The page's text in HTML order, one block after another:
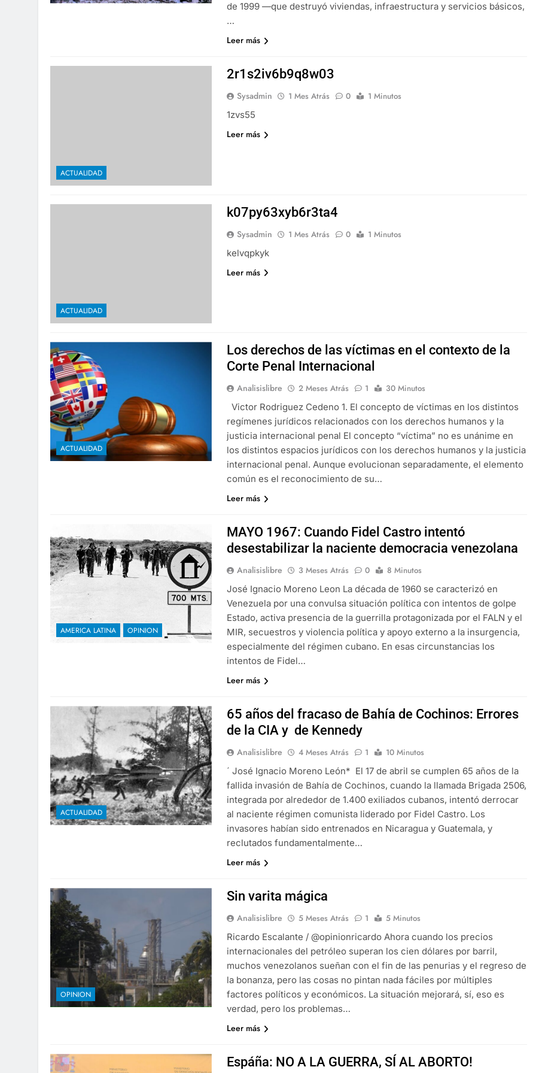
de 1999 —que destruyó viviendas, infraestructura y servicios básicos,
…
Leer más
ACTUALIDAD
2r1s2iv6b9q8w03
Sysadmin 1 Mes Atrás 0
1 Minutos
1zvs55
Leer más
ACTUALIDAD
k07py63xyb6r3ta4
Sysadmin 1 Mes Atrás 0
1 Minutos
kelvqpkyk
Leer más
ACTUALIDAD
Los derechos de las víctimas en el contexto de la
Corte Penal Internacional
Analisislibre 2 Meses Atrás 1
30 Minutos
Victor Rodriguez Cedeno 1. El concepto de víctimas en los distintos
regímenes jurídicos relacionados con los derechos humanos y la
justicia internacional penal El concepto “víctima” no es unánime en
los distintos espacios jurídicos con los derechos humanos y la justicia
internacional penal. Aunque evolucionan separadamente, el elemento
común es el reconocimiento de su…
Leer más
AMERICA LATINA OPINION
MAYO 1967: Cuando Fidel Castro intentó
desestabilizar la naciente democracia venezolana
Analisislibre 3 Meses Atrás 0
8 Minutos
José Ignacio Moreno Leon La década de 1960 se caracterizó en
Venezuela por una convulsa situación política con intentos de golpe
Estado, activa presencia de la guerrilla protagonizada por el FALN y el
MIR, secuestros y violencia política y apoyo externo a la insurgencia,
especialmente del régimen cubano. En esas circunstancias los
intentos de Fidel…
Leer más
ACTUALIDAD
65 años del fracaso de Bahía de Cochinos: Errores
de la CIA y de Kennedy
Analisislibre 4 Meses Atrás 1
10 Minutos
´ José Ignacio Moreno León* El 17 de abril se cumplen 65 años de la
fallida invasión de Bahía de Cochinos, cuando la llamada Brigada 2506,
integrada por alrededor de 1.400 exiliados cubanos, intentó derrocar
al naciente régimen comunista liderado por Fidel Castro. Los
invasores habían sido entrenados en Nicaragua y Guatemala, y
reclutados fundamentalmente…
Leer más
OPINION
Sin varita mágica
Analisislibre 5 Meses Atrás 1
5 Minutos
Ricardo Escalante / @opinionricardo Ahora cuando los precios
internacionales del petróleo superan los cien dólares por barril,
muchos venezolanos sueñan con el fin de las penurias y el regreso de
la bonanza, pero las cosas no pintan nada fáciles por múltiples
factores políticos y económicos. La situación mejorará, sí, eso es
verdad, pero los problemas…
Leer más
Espáña: NO A LA GUERRA, SÍ AL ABORTO!